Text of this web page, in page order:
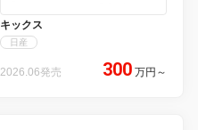
キックス
日産
2026.06発売 300 万円 ～